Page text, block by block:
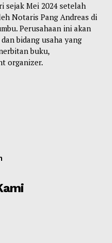
sejak Mei 2024 setelah
Notaris Pang Andreas di
Perusahaan ini akan
bidang usaha yang
buku,
organizer.